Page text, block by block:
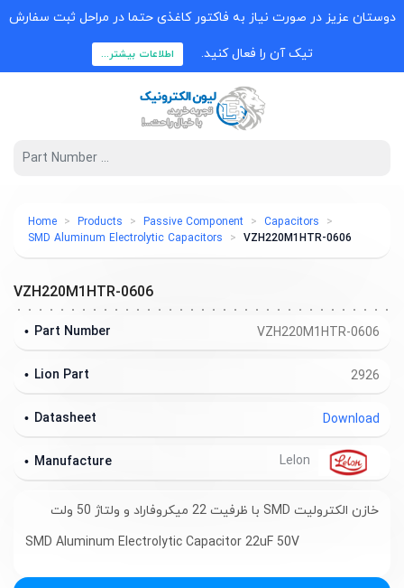
دوستان عزیز در صورت نیاز به فاکتور کاغذی حتما در مراحل ثبت سفارش
تیک آن را فعال کنید. اطلاعات بیشتر...
Home Products Passive Component
Capacitors
SMD Aluminum Electrolytic Capacitors
VZH220M1HTR-0606
VZH220M1HTR-0606
VZH220M1HTR-0606
Part Number
2926
Lion Part
Download
Datasheet
Manufacture
خازن الکترولیت SMD با ظرفیت 22 میکروفاراد و ولتاژ 50 ولت
SMD Aluminum Electrolytic Capacitor 22uF 50V